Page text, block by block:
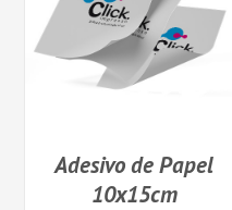
Adesivo de Papel
10x15cm